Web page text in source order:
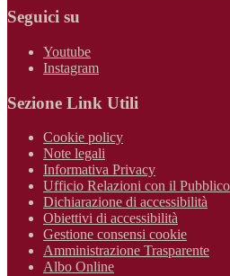
Seguici su
Youtube
Instagram
Sezione Link Utili
Cookie policy
Note legali
Informativa Privacy
Ufficio Relazioni con il Pubblico
Dichiarazione di accessibilità
Obiettivi di accessibilità
Gestione consensi cookie
Amministrazione Trasparente
Albo Online